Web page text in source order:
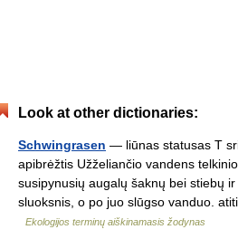
Look at other dictionaries:
Schwingrasen — liūnas statusas T
apibrėžtis Užželiančio vandens
susipynusių augalų šaknų bei stiebų
sluoksnis, o po juo slūgso vanduo.
Ekologijos terminų aiškinamasis žodynas